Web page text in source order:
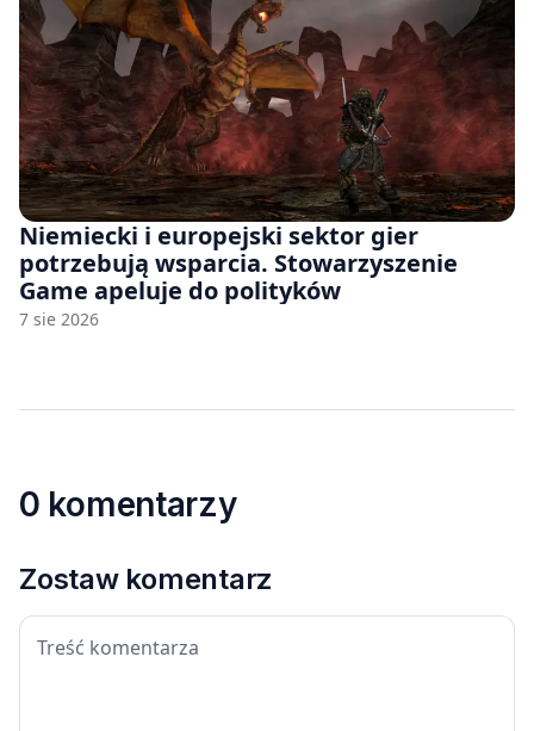
Niemiecki i europejski sektor gier
potrzebują wsparcia. Stowarzyszenie
Game apeluje do polityków
7 sie 2026
0 komentarzy
Zostaw komentarz